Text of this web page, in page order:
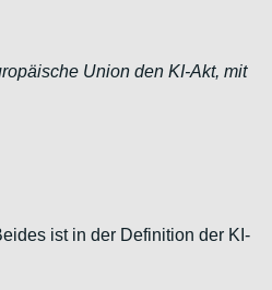
Union den KI-Akt, mit
ist in der Definition der KI-